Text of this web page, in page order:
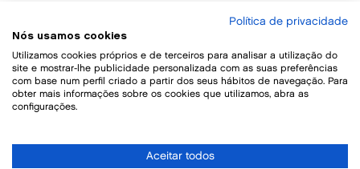
Política de privacidade
Nós usamos cookies
Utilizamos cookies próprios e de terceiros para analisar a utilização do
site e mostrar-lhe publicidade personalizada com as suas preferências
com base num perfil criado a partir dos seus hábitos de navegação. Para
obter mais informações sobre os cookies que utilizamos, abra as
configurações.
Aceitar todos